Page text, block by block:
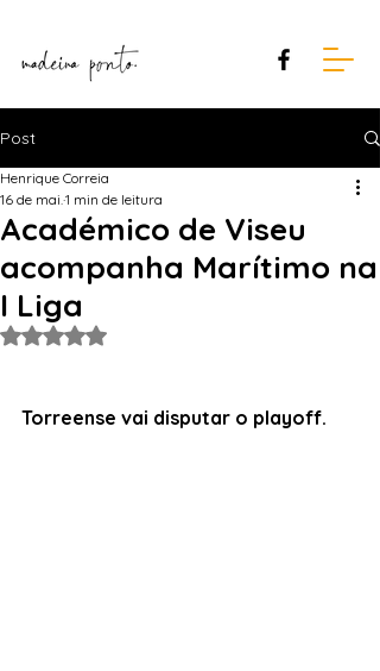
Post
Académico de Viseu
acompanha Marítimo na
I Liga
Henrique Correia
16 de mai.1 min de leitura
Avaliado com NaN de 5 estrelas.
Torreense vai disputar o playoff.